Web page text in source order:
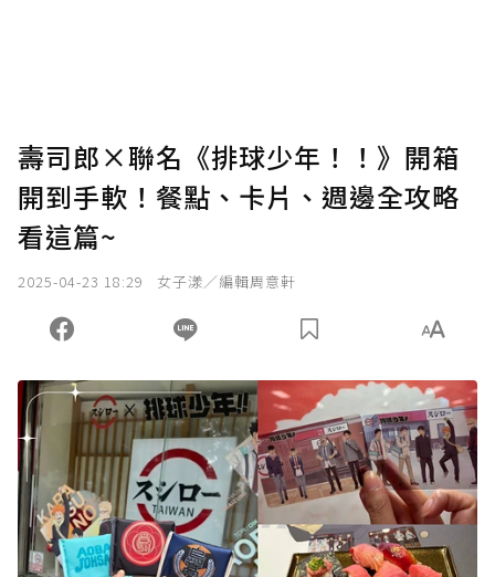
壽司郎×聯名《排球少年！！》開箱
開到手軟！餐點、卡片、週邊全攻略
看這篇~
2025-04-23 18:29 女子漾／編輯周意軒